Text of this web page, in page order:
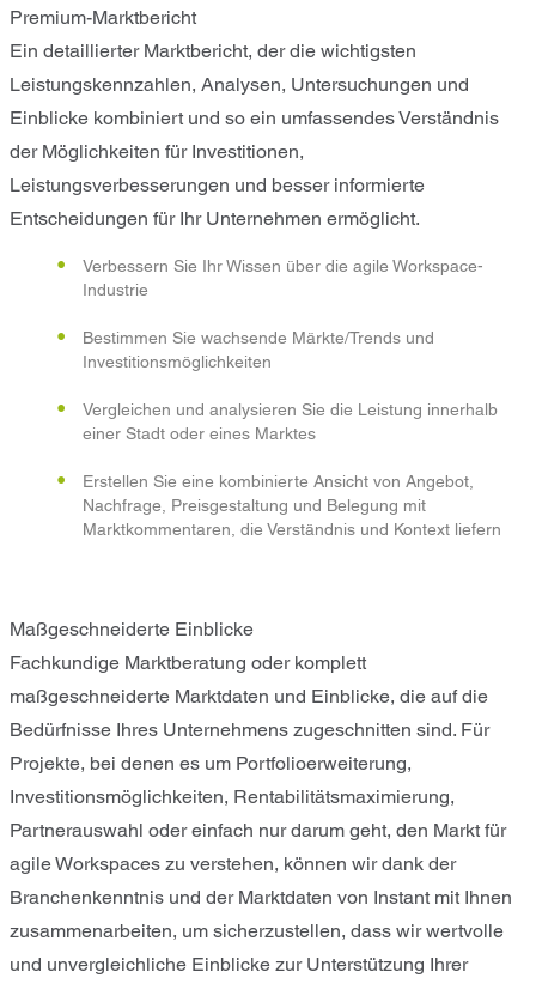
Premium-Marktbericht
Ein detaillierter Marktbericht, der die wichtigsten
Leistungskennzahlen, Analysen, Untersuchungen und
Einblicke kombiniert und so ein umfassendes Verständnis
der Möglichkeiten für Investitionen,
Leistungsverbesserungen und besser informierte
Entscheidungen für Ihr Unternehmen ermöglicht.
Verbessern Sie Ihr Wissen über die agile Workspace-
Industrie
Bestimmen Sie wachsende Märkte/Trends und
Investitionsmöglichkeiten
Vergleichen und analysieren Sie die Leistung innerhalb
einer Stadt oder eines Marktes
Erstellen Sie eine kombinierte Ansicht von Angebot,
Nachfrage, Preisgestaltung und Belegung mit
Marktkommentaren, die Verständnis und Kontext liefern
Maßgeschneiderte Einblicke
Fachkundige Marktberatung oder komplett
maßgeschneiderte Marktdaten und Einblicke, die auf die
Bedürfnisse Ihres Unternehmens zugeschnitten sind. Für
Projekte, bei denen es um Portfolioerweiterung,
Investitionsmöglichkeiten, Rentabilitätsmaximierung,
Partnerauswahl oder einfach nur darum geht, den Markt für
agile Workspaces zu verstehen, können wir dank der
Branchenkenntnis und der Marktdaten von Instant mit Ihnen
zusammenarbeiten, um sicherzustellen, dass wir wertvolle
und unvergleichliche Einblicke zur Unterstützung Ihrer